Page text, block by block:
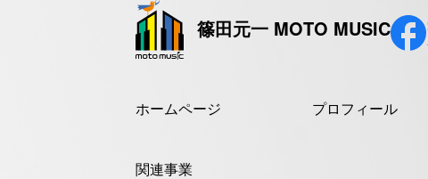
篠田元一 MOTO MUSIC
ホームページ プロフィール
関連事業